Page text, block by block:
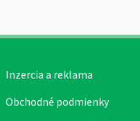
Inzercia a reklama
Obchodné podmienky